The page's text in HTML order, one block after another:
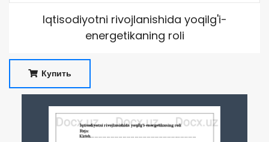
Iqtisodiyotni rivojlanishida yoqilg'i-
energetikaning roli
Купить